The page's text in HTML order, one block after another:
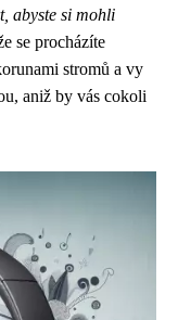
abyste si mohli
se procházíte
stromů a vy
aniž by vás cokoli